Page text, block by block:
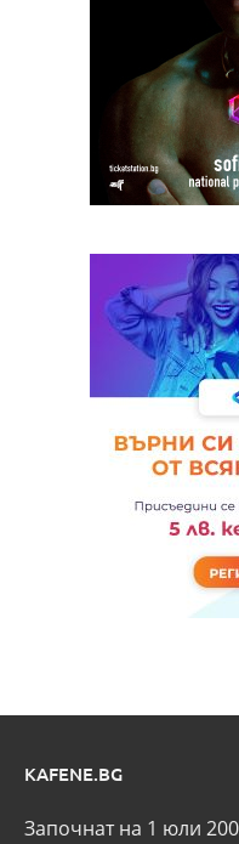
KAFENE.BG
Започнат на 1 юли